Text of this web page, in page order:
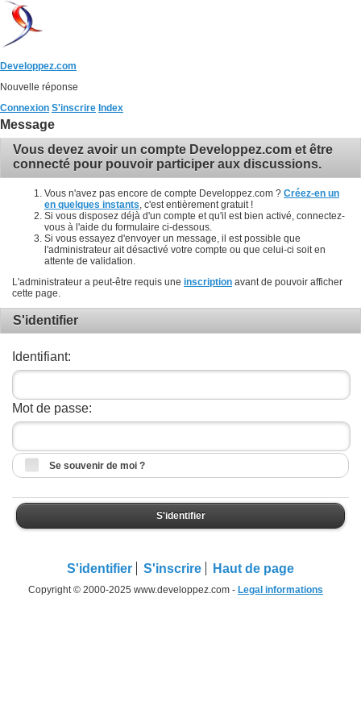
Developpez.com
Nouvelle réponse
Connexion S'inscrire Index
Message
Vous devez avoir un compte Developpez.com et être
connecté pour pouvoir participer aux discussions.
Vous n'avez pas encore de compte Developpez.com ? Créez-en un
en quelques instants , c'est entièrement gratuit !
Si vous disposez déjà d'un compte et qu'il est bien activé, connectez-
vous à l'aide du formulaire ci-dessous.
Si vous essayez d'envoyer un message, il est possible que
l'administrateur ait désactivé votre compte ou que celui-ci soit en
attente de validation.
L'administrateur a peut-être requis une inscription avant de pouvoir afficher
cette page.
S'identifier
Identifiant:
Mot de passe:
Se souvenir de moi ?
S'identifier
S'identifier S'inscrire Haut de page
Copyright © 2000-2025 www.developpez.com - Legal informations